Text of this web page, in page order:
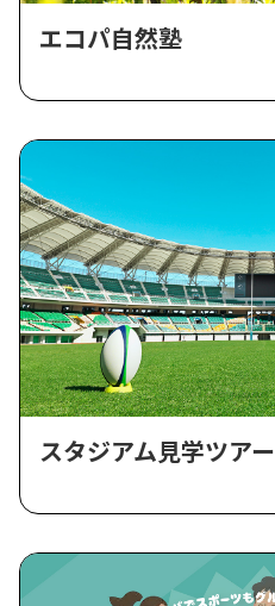
エコパ自然塾
スタジアム見学ツアー